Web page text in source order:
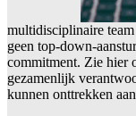
multidisciplinaire
geen top-down-
commitment. Zie hier
gezamenlijk
kunnen onttrekken